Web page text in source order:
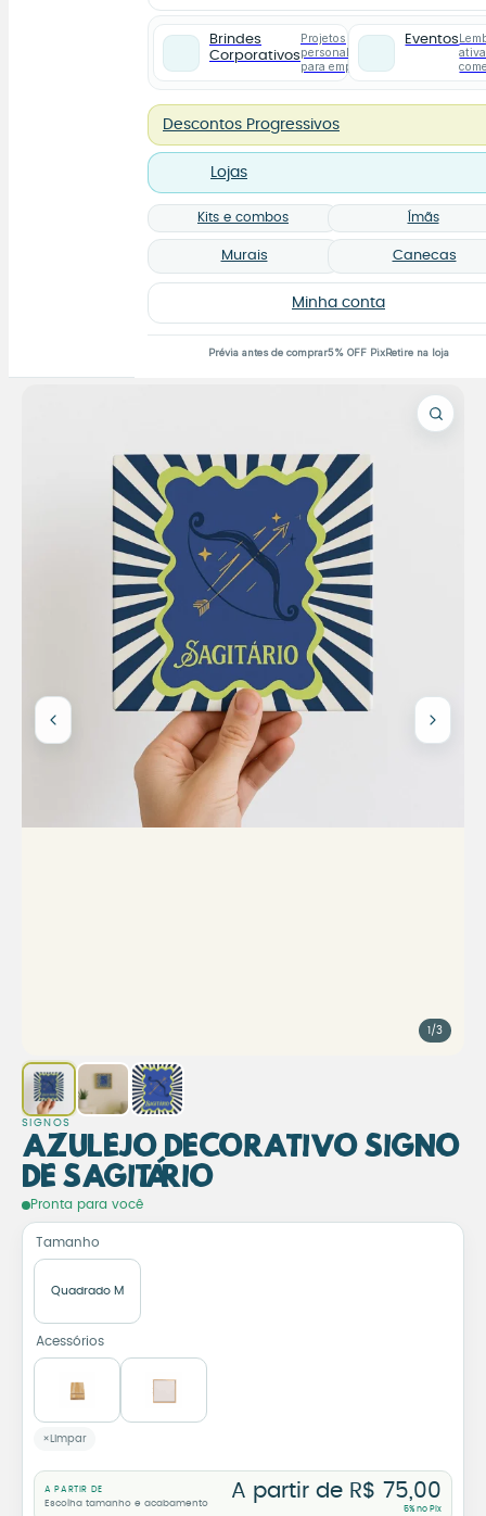
Brindes
Corporativos
Projetos
personalizados
para empresas
Eventos
Descontos Progressivos
Lojas
Kits e combos Ímãs
Murais Canecas
Minha conta
Prévia antes de comprar5% OFF PixRetire na loja
1/3
SIGNOS
Azulejo Decorativo Signo
de Sagitário
Azulejo Decorativo Signo
Pronta para você
Tamanho
Quadrado M
Acessórios
Limpar
A PARTIR DE
Escolha tamanho e acabamento
A partir de R$ 75,00
5% no Pix